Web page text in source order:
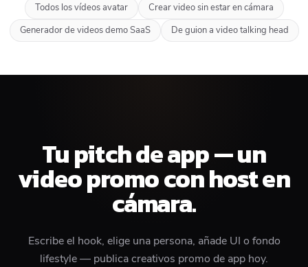
Todos los vídeos avatar
Crear video sin estar en cámara
Generador de videos demo SaaS
De guion a video talking head
Tu pitch de app — un
video promo con host en
cámara.
Escribe el hook, elige una persona, añade UI o fondo
lifestyle — publica creativos promo de app hoy.